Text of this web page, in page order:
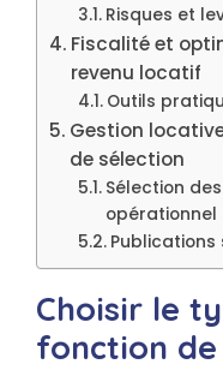
Risques et
Fiscalité et
revenu locatif
Outils
Gestion
de sélection
Sélection
opérationnel
Publications
Choisir le
fonction